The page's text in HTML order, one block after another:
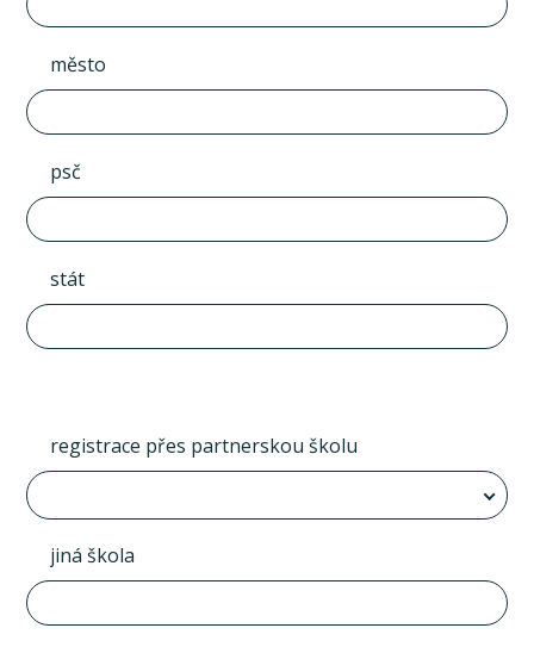
město
psč
stát
registrace přes partnerskou školu
jiná škola